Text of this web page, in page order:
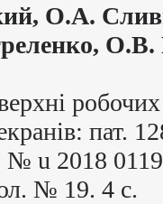
О.А.
пат.
u 2018
№ 19. 4 с.